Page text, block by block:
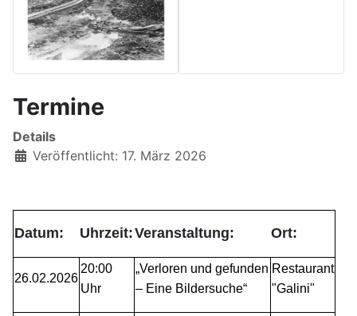
Termine
Details
Veröffentlicht: 17. März 2026
Datum: Uhrzeit:Veranstaltung: Ort:
26.02.2026
20:00
Uhr
„Verloren und gefunden
– Eine Bildersuche“
Restaurant
"Galini"